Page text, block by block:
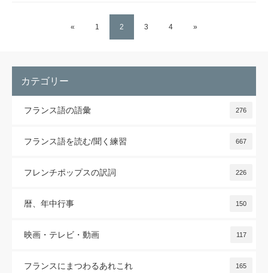
« 1 2 3 4 »
カテゴリー
フランス語の語彙 276
フランス語を読む/聞く練習 667
フレンチポップスの訳詞 226
暦、年中行事 150
映画・テレビ・動画 117
フランスにまつわるあれこれ 165